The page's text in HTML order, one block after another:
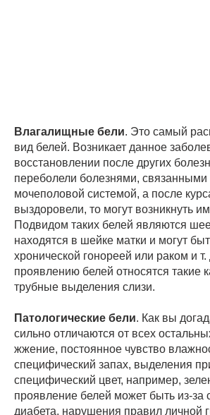
Влагалищные бели. Это самый
вид белей. Возникает данное
восстановлении после других
переболели болезнями,
мочеполовой системой, а после
выздоровели, то могут возникнуть
Подвидом таких белей являются
находятся в шейке матки и могут
хронической гонореей или раком и
проявлению белей относятся такие
трубные выделения слизи.
Патологические бели. Как вы
сильно отличаются от всех
жжение, постоянное чувство
специфический запах, выделения
специфический цвет, например,
проявление белей может быть из-за
диабета, нарушения правил личной